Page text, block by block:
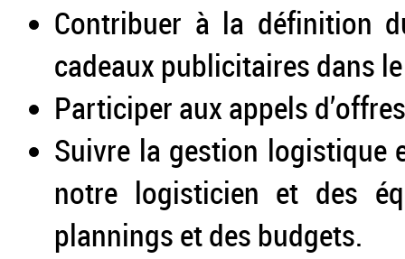
Contribuer à la définition
cadeaux publicitaires dans
Participer aux appels
Suivre la gestion logistique
notre logisticien et des
plannings et des budgets.